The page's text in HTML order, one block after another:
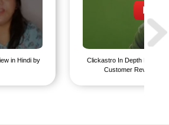
Clickastro In Depth
Customer Review by